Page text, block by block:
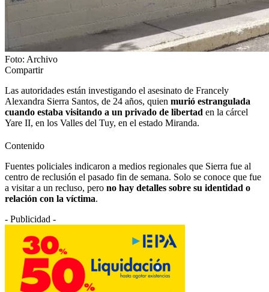
Foto: Archivo
Compartir
Las autoridades están investigando el asesinato de Francely
Alexandra Sierra Santos, de 24 años, quien murió estrangulada
cuando estaba visitando a un privado de libertad en la cárcel
Yare II, en los Valles del Tuy, en el estado Miranda.
Contenido
Fuentes policiales indicaron a medios regionales que Sierra fue al
centro de reclusión el pasado fin de semana. Solo se conoce que fue
a visitar a un recluso, pero no hay detalles sobre su identidad o
relación con la víctima.
- Publicidad -